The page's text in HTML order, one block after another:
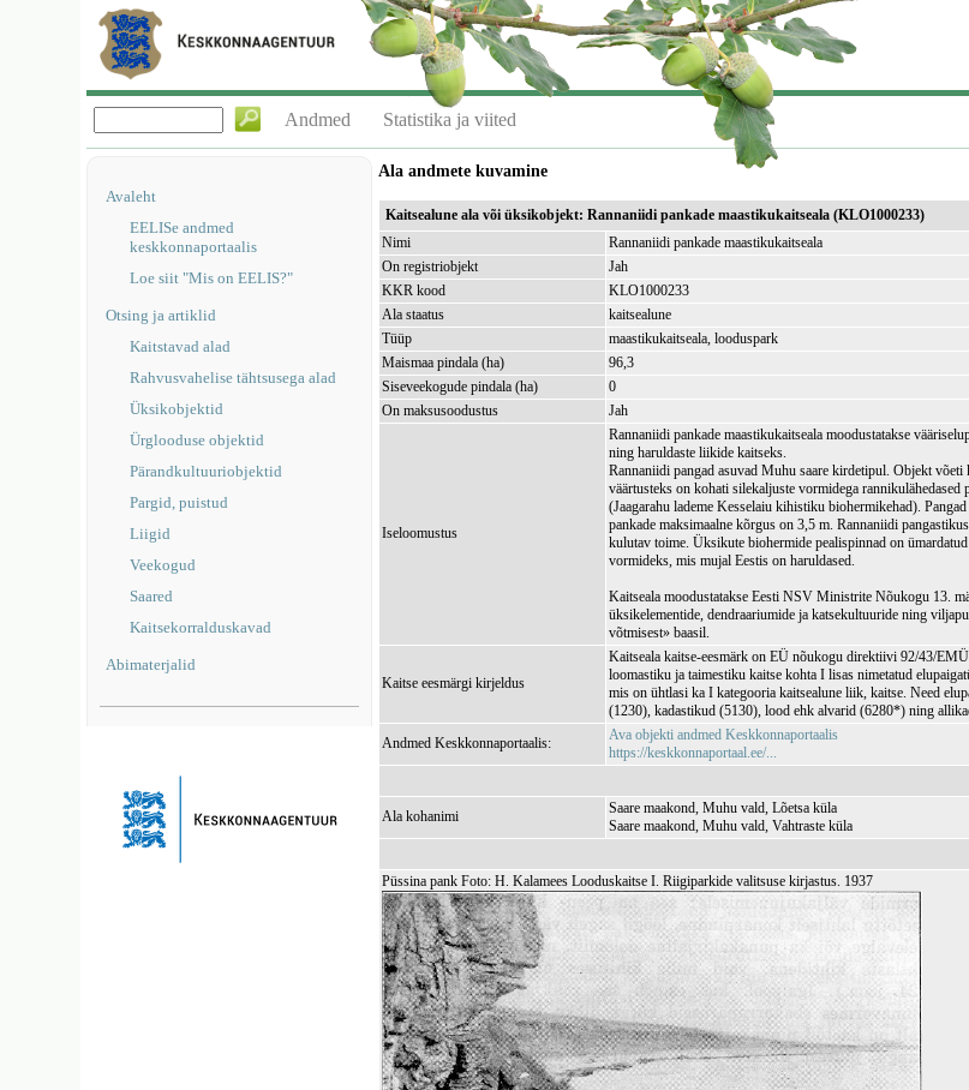
Andmed Statistika ja viited
Avaleht
EELISe andmed
keskkonnaportaalis
Loe siit "Mis on EELIS?"
Otsing ja artiklid
Kaitstavad alad
Rahvusvahelise tähtsusega alad
Üksikobjektid
Ürglooduse objektid
Pärandkultuuriobjektid
Pargid, puistud
Liigid
Veekogud
Saared
Kaitsekorralduskavad
Abimaterjalid
Ala andmete kuvamine
Kaitsealune ala või üksikobjekt: Rannaniidi pankade maastikukaitseala (KLO1000233)
Nimi
Rannaniidi pankade maastikukaitseala
On registriobjekt
Jah
KKR kood
KLO1000233
Ala staatus
kaitsealune
Tüüp
maastikukaitseala, looduspark
Maismaa pindala (ha)
96,3
Siseveekogude pindala (ha)
0
On maksusoodustus
Jah
Iseloomustus
Rannaniidi pankade maastikukaitseala moodustatakse
ning haruldaste liikide kaitseks.
Rannaniidi pangad asuvad Muhu saare kirdetipul. Objekt võeti
väärtusteks on kohati silekaljuste vormidega rannikulähedased
(Jaagarahu lademe Kesselaiu kihistiku biohermikehad).
pankade maksimaalne kõrgus on 3,5 m. Rannaniidi
kulutav toime. Üksikute biohermide pealispinnad on
vormideks, mis mujal Eestis on haruldased.
Kaitseala moodustatakse Eesti NSV Ministrite Nõukogu 13.
üksikelementide, dendraariumide ja katsekultuuride ning
võtmisest» baasil.
Kaitse eesmärgi kirjeldus
Kaitseala kaitse-eesmärk on EÜ nõukogu direktiivi 92/43/
loomastiku ja taimestiku kaitse kohta I lisas nimetatud
mis on ühtlasi ka I kategooria kaitsealune liik, kaitse. Need
(1230), kadastikud (5130), lood ehk alvarid (6280*) ning
Andmed Keskkonnaportaalis:
Ava objekti andmed Keskkonnaportaalis
https://keskkonnaportaal.ee/...
Ala kohanimi
Saare maakond, Muhu vald, Lõetsa küla
Saare maakond, Muhu vald, Vahtraste küla
Püssina pank Foto: H. Kalamees Looduskaitse I. Riigiparkide valitsuse kirjastus. 1937